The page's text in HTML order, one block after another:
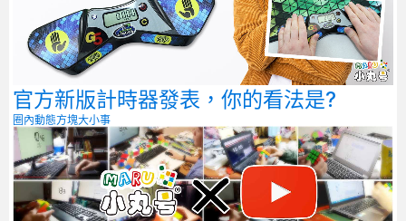
官方新版計時器發表，你的看法是?
圈內動態方塊大小事